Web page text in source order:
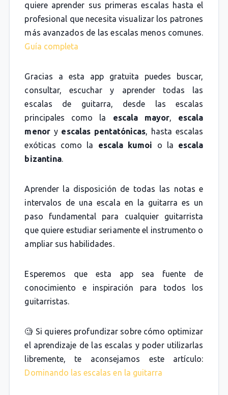
quiere aprender sus primeras escalas hasta el
profesional que necesita visualizar los patrones
más avanzados de las escalas menos comunes.
Guía completa
Gracias a esta app gratuita puedes buscar,
consultar, escuchar y aprender todas las
escalas de guitarra, desde las escalas
principales como la escala mayor, escala
menory escalas pentatónicas, hasta escalas
exóticas como la escala kumoi o la escala
bizantina.
Aprender la disposición de todas las notas e
intervalos de una escala en la guitarra es un
paso fundamental para cualquier guitarrista
que quiere estudiar seriamente el instrumento o
ampliar sus habilidades.
Esperemos que esta app sea fuente de
conocimiento e inspiración para todos los
guitarristas.
🧐 Si quieres profundizar sobre cómo optimizar
el aprendizaje de las escalas y poder utilizarlas
libremente, te aconsejamos este artículo:
Dominando las escalas en la guitarra